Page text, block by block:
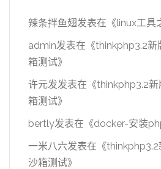
辣条拌鱼翅发表在《linux工具
admin发表在《thinkphp3.2新
箱测试》
许元发发表在《thinkphp3.2新
箱测试》
bertly发表在《docker-安装
一米八六发表在《thinkphp3.2
沙箱测试》